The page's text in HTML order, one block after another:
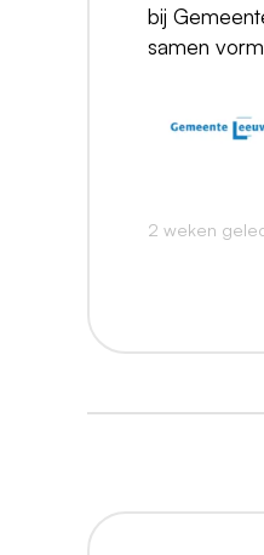
bij
samen
2 weken